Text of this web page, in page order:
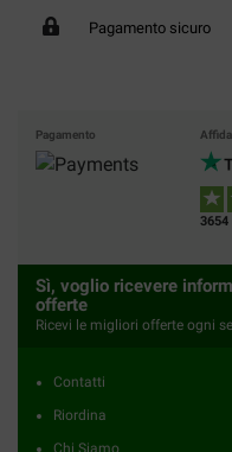
Pagamento sicuro
Pagamento
3654
Sì, voglio ricevere
offerte
Ricevi le migliori offerte ogni
Contatti
Riordina
Chi Siamo